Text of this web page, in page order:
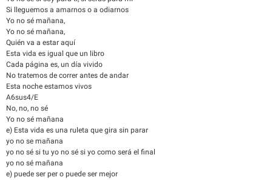
Si lleguemos a amarnos o a odiarnos
Yo no sé mañana,
Yo no sé mañana,
Quién va a estar aquí
Esta vida es igual que un libro
Cada página es, un día vivido
No tratemos de correr antes de andar
Esta noche estamos vivos
A6sus4/E
No, no, no sé
Yo no sé mañana
e) Esta vida es una ruleta que gira sin parar
yo no se mañana
yo no sé si tu yo no sé si yo como será el final
yo no sé mañana
e) puede ser per o puede ser mejor